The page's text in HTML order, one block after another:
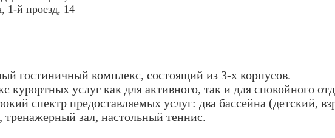
1-й проезд, 14
гостиничный комплекс, состоящий из 3-х корпусов.
курортных услуг как для активного, так и для спокойного
спектр предоставляемых услуг: два бассейна (детский,
тренажерный зал, настольный теннис.